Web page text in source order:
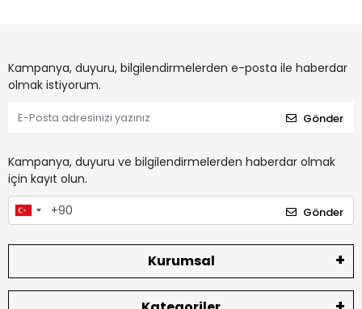
Kampanya, duyuru, bilgilendirmelerden e-posta ile haberdar
olmak istiyorum.
Gönder
Kampanya, duyuru ve bilgilendirmelerden haberdar olmak
için kayıt olun.
Gönder
Kurumsal